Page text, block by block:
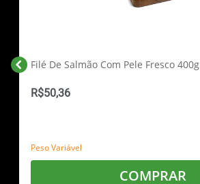
Filé De Salmão Com Pele Fresco 400g
R$50,36
Peso Variável
COMPRAR